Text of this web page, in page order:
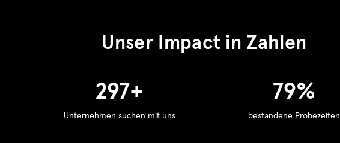
Unser Impact in Zahlen
300+
Unternehmen suchen mit uns
80%
bestandene Probezeiten